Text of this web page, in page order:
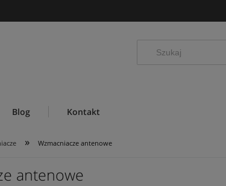
Blog Kontakt
» Wzmacniacze antenowe
antenowe